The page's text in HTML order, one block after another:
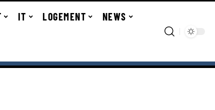
IT LOGEMENT NEWS